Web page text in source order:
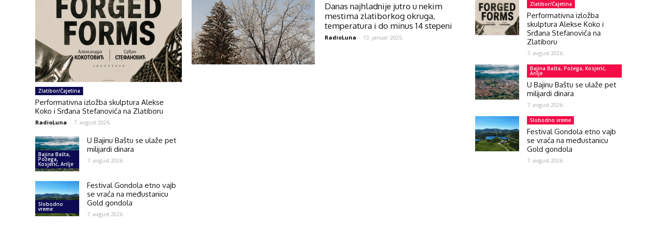
Zlatibor/Čajetina
Performativna izložba skulptura Alekse
Koko i Srđana Stefanovića na Zlatiboru
RadioLuna - 7. avgust 2026.
Bajina Bašta,
Požega,
Kosjerić, Arilje
U Bajinu Baštu se ulaže pet
milijardi dinara
7. avgust 2026.
Slobodno
vreme
Festival Gondola etno vajb
se vraća na međustanicu
Gold gondola
7. avgust 2026.
Danas najhladnije jutro u nekim
mestima zlatiborkog okruga,
temperatura i do minus 14 stepeni
RadioLuna - 13. januar 2025.
Zlatibor/Čajetina
Performativna izložba
skulptura Alekse Koko i
Srđana Stefanovića na
Zlatiboru
7. avgust 2026.
Bajina Bašta, Požega, Kosjerić,
Arilje
U Bajinu Baštu se ulaže pet
milijardi dinara
7. avgust 2026.
Slobodno vreme
Festival Gondola etno vajb
se vraća na međustanicu
Gold gondola
7. avgust 2026.